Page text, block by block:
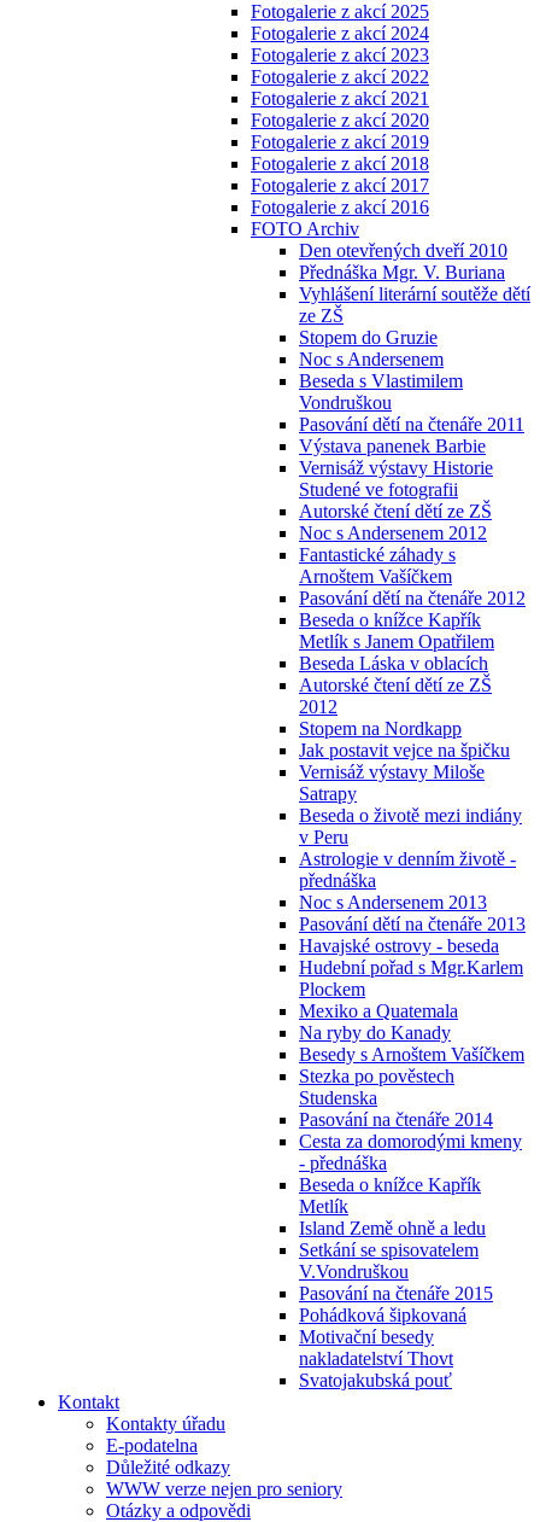
Fotogalerie z akcí 2025
Fotogalerie z akcí 2024
Fotogalerie z akcí 2023
Fotogalerie z akcí 2022
Fotogalerie z akcí 2021
Fotogalerie z akcí 2020
Fotogalerie z akcí 2019
Fotogalerie z akcí 2018
Fotogalerie z akcí 2017
Fotogalerie z akcí 2016
FOTO Archiv
Den otevřených dveří 2010
Přednáška Mgr. V. Buriana
Vyhlášení literární soutěže dětí
ze ZŠ
Stopem do Gruzie
Noc s Andersenem
Beseda s Vlastimilem
Vondruškou
Pasování dětí na čtenáře 2011
Výstava panenek Barbie
Vernisáž výstavy Historie
Studené ve fotografii
Autorské čtení dětí ze ZŠ
Noc s Andersenem 2012
Fantastické záhady s
Arnoštem Vašíčkem
Pasování dětí na čtenáře 2012
Beseda o knížce Kapřík
Metlík s Janem Opatřilem
Beseda Láska v oblacích
Autorské čtení dětí ze ZŠ
2012
Stopem na Nordkapp
Jak postavit vejce na špičku
Vernisáž výstavy Miloše
Satrapy
Beseda o životě mezi indiány
v Peru
Astrologie v denním životě -
přednáška
Noc s Andersenem 2013
Pasování dětí na čtenáře 2013
Havajské ostrovy - beseda
Hudební pořad s Mgr.Karlem
Plockem
Mexiko a Quatemala
Na ryby do Kanady
Besedy s Arnoštem Vašíčkem
Stezka po pověstech
Studenska
Pasování na čtenáře 2014
Cesta za domorodými kmeny
- přednáška
Beseda o knížce Kapřík
Metlík
Island Země ohně a ledu
Setkání se spisovatelem
V.Vondruškou
Pasování na čtenáře 2015
Pohádková šipkovaná
Motivační besedy
nakladatelství Thovt
Svatojakubská pouť
Kontakt
Kontakty úřadu
E-podatelna
Důležité odkazy
WWW verze nejen pro seniory
Otázky a odpovědi